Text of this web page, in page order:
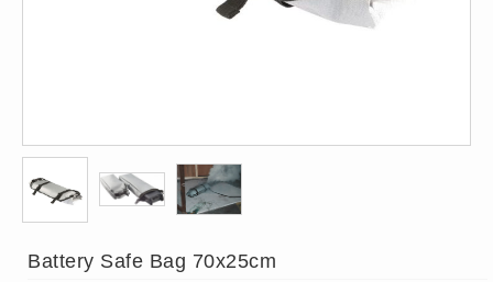
Betalingsmogelijkheden
Klachten
Privacy
Verzending
Battery Safe Bag 70x25cm